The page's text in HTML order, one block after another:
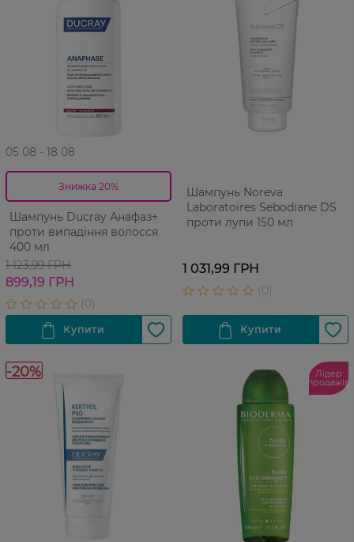
05 08 - 18 08
Знижка 20%
Шампунь Ducray Анафаз+
проти випадіння волосся
400 мл
1 123,99 ГРН
899,19 ГРН
Шампунь Noreva
Laboratoires Sebodiane DS
проти лупи 150 мл
1 031,99 ГРН
-20% Лідер
продажів